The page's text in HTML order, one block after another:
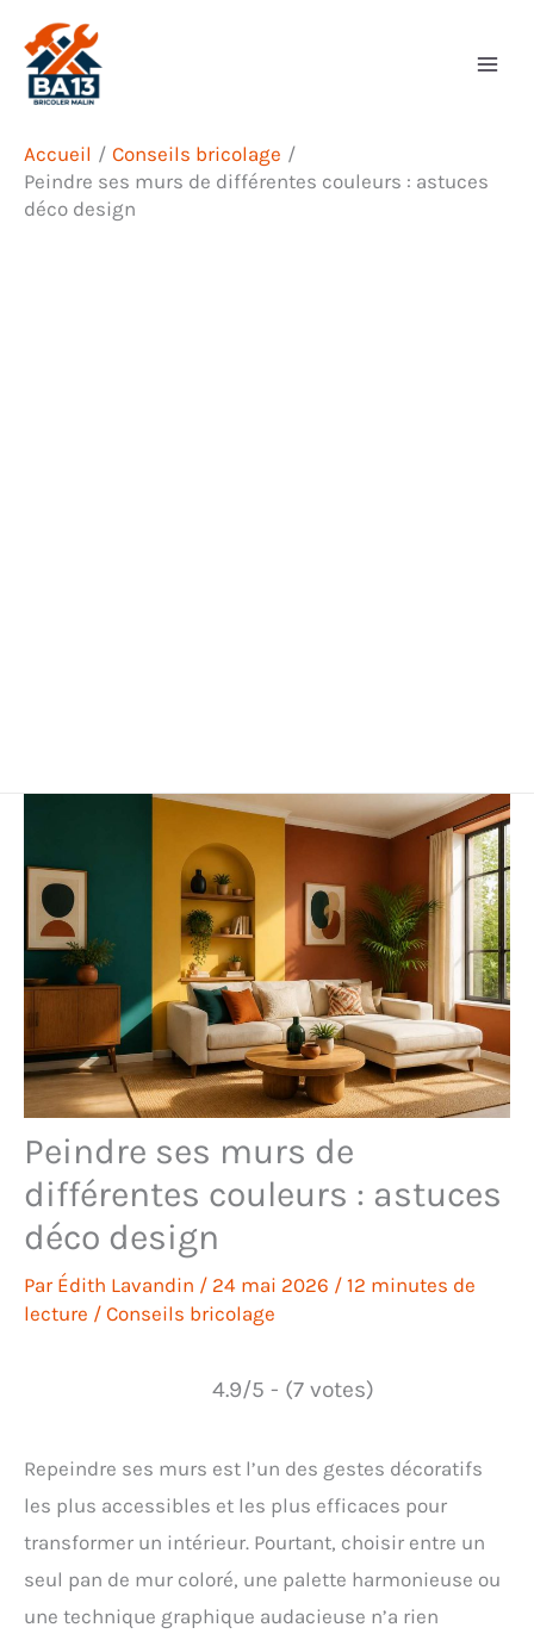
contenu
Accueil
Conseils bricolage
Peindre ses murs de différentes couleurs : astuces
déco design
Peindre ses murs de
différentes couleurs : astuces
déco design
Par Édith Lavandin / 24 mai 2026 / 12 minutes de
lecture / Conseils bricolage
4.9/5 - (7 votes)
Repeindre ses murs est l’un des gestes décoratifs
les plus accessibles et les plus efficaces pour
transformer un intérieur. Pourtant, choisir entre un
seul pan de mur coloré, une palette harmonieuse ou
une technique graphique audacieuse n’a rien
Rechercher